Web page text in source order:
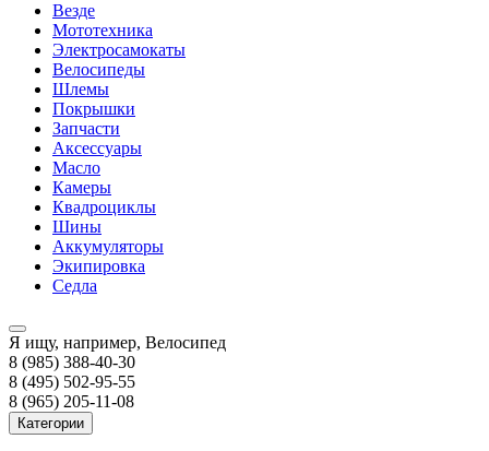
Везде
Мототехника
Электросамокаты
Велосипеды
Шлемы
Покрышки
Запчасти
Аксессуары
Масло
Камеры
Квадроциклы
Шины
Аккумуляторы
Экипировка
Седла
Я ищу, например, Велосипед
8 (985) 388-40-30
8 (495) 502-95-55
8 (965) 205-11-08
Категории